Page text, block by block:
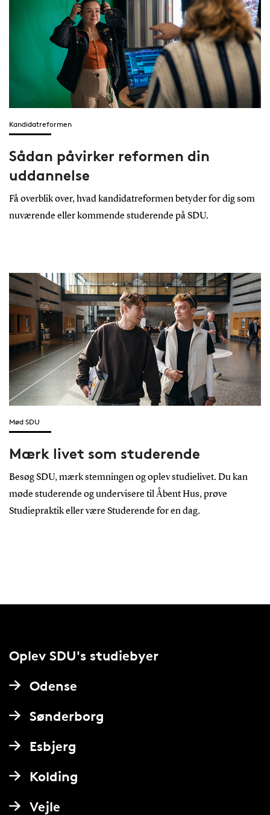
Kandidatreformen
Sådan påvirker reformen din
uddannelse
Få overblik over, hvad kandidatreformen betyder for dig som
nuværende eller kommende studerende på SDU.
Mød SDU
Mærk livet som studerende
Besøg SDU, mærk stemningen og oplev studielivet. Du kan
møde studerende og undervisere til Åbent Hus, prøve
Studiepraktik eller være Studerende for en dag.
Oplev SDU's studiebyer
Odense
Sønderborg
Esbjerg
Kolding
Vejle